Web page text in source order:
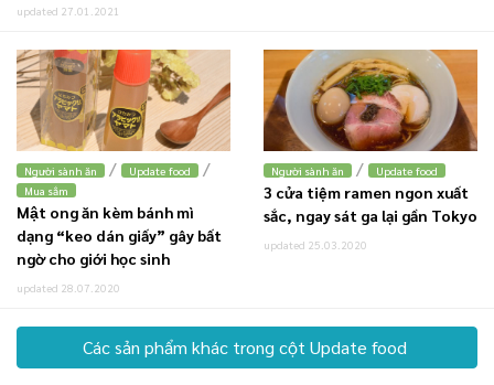
updated 27.01.2021
Người sành ăn / Update food /
Mua sắm
Mật ong ăn kèm bánh mì
dạng “keo dán giấy” gây bất
ngờ cho giới học sinh
updated 28.07.2020
Người sành ăn / Update food
3 cửa tiệm ramen ngon xuất
sắc, ngay sát ga lại gần Tokyo
updated 25.03.2020
Các sản phẩm khác trong cột Update food